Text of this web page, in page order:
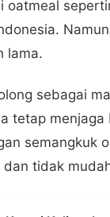
oatmeal
lama.
sebagai
tetap
semangkuk
tidak